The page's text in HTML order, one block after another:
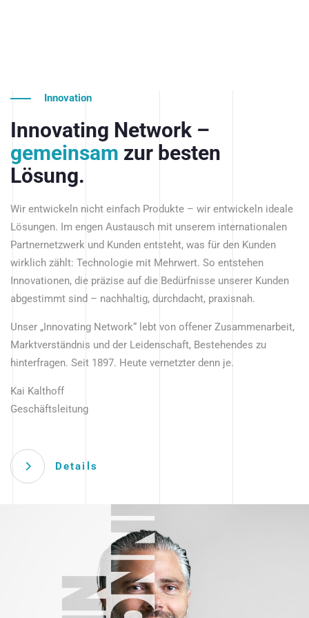
Innovation
Innovating Network –
gemeinsam zur besten
Lösung.
Wir entwickeln nicht einfach Produkte – wir entwickeln ideale
Lösungen. Im engen Austausch mit unserem internationalen
Partnernetzwerk und Kunden entsteht, was für den Kunden
wirklich zählt: Technologie mit Mehrwert. So entstehen
Innovationen, die präzise auf die Bedürfnisse unserer Kunden
abgestimmt sind – nachhaltig, durchdacht, praxisnah.
Unser „Innovating Network“ lebt von offener Zusammenarbeit,
Marktverständnis und der Leidenschaft, Bestehendes zu
hinterfragen. Seit 1897. Heute vernetzter denn je.
Kai Kalthoff
Geschäftsleitung
Details